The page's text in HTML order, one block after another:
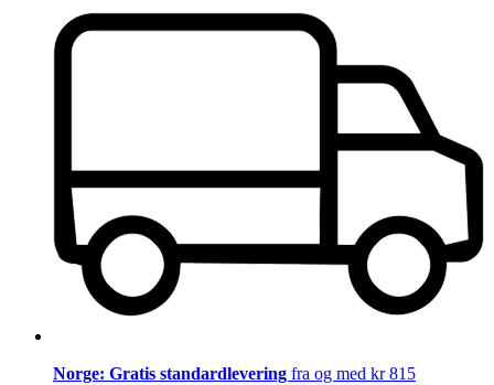
Norge: Gratis standardlevering fra og med kr 815